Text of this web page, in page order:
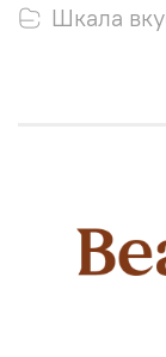
Шкала